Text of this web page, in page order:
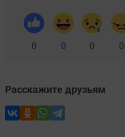
0 0 0 0
Расскажите друзьям